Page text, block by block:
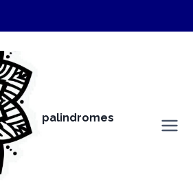
palindromes